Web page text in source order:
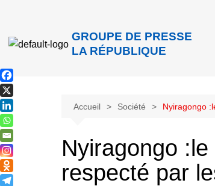
GROUPE DE PRESSE
LA RÉPUBLIQUE
Accueil Société Nyiragongo
Nyiragongo
respecté par